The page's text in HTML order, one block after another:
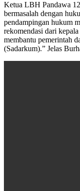
‎Ketua LBH Pandawa
bermasalah dengan
pendampingan hukum
rekomendasi dari
membantu pemerintah
(Sadarkum).” Jelas